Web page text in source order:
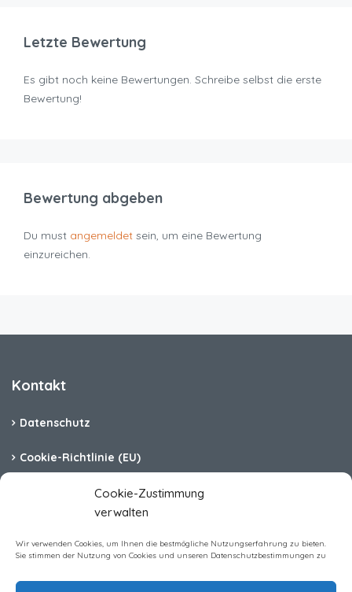
Cookie-Zustimmung
verwalten
Wir verwenden Cookies, um Ihnen die bestmögliche Nutzungserfahrung zu bieten.
Sie stimmen der Nutzung von Cookies und unseren Datenschutzbestimmungen zu
Letzte Bewertung
Es gibt noch keine Bewertungen. Schreibe selbst die erste
Bewertung!
Bewertung abgeben
Du must angemeldet sein, um eine Bewertung
einzureichen.
Kontakt
Datenschutz
Cookie-Richtlinie (EU)
Barrierefreiheit